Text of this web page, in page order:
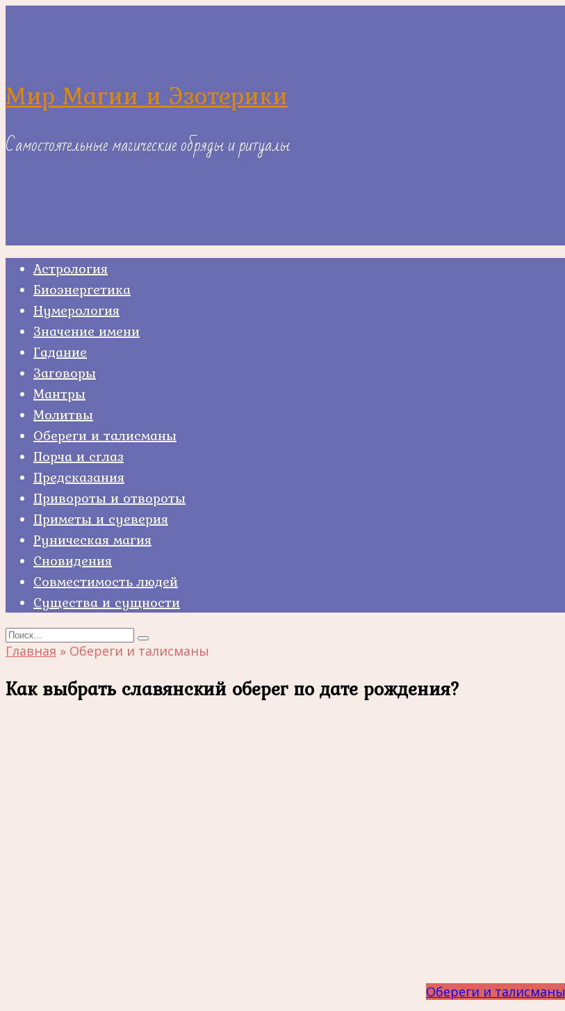
Мир Магии и Эзотерики
Самостоятельные магические обряды и ритуалы
Астрология
Биоэнергетика
Нумерология
Значение имени
Гадание
Заговоры
Мантры
Молитвы
Обереги и талисманы
Порча и сглаз
Предсказания
Привороты и отвороты
Приметы и суеверия
Руническая магия
Сновидения
Совместимость людей
Существа и сущности
Search
for:
Главная » Обереги и талисманы
Как выбрать славянский оберег по дате рождения?
Обереги и талисманы